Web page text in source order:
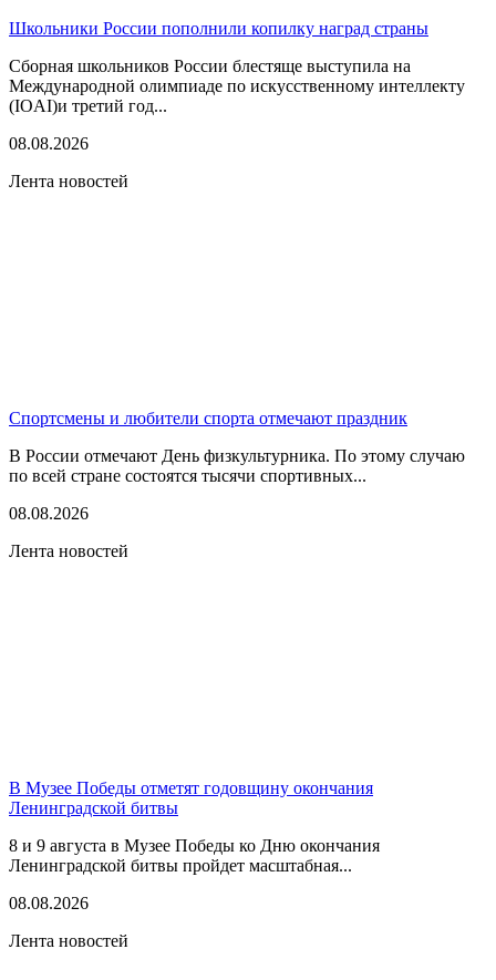
Школьники России пополнили копилку наград страны
Сборная школьников России блестяще выступила на
Международной олимпиаде по искусственному интеллекту
(IOAI)и третий год...
08.08.2026
Лента новостей
Спортсмены и любители спорта отмечают праздник
В России отмечают День физкультурника. По этому случаю
по всей стране состоятся тысячи спортивных...
08.08.2026
Лента новостей
В Музее Победы отметят годовщину окончания
Ленинградской битвы
8 и 9 августа в Музее Победы ко Дню окончания
Ленинградской битвы пройдет масштабная...
08.08.2026
Лента новостей